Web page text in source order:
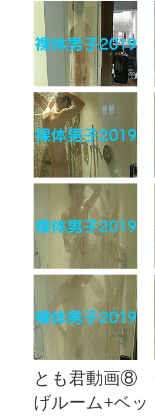
とも君動画⑧
げルーム+ベ